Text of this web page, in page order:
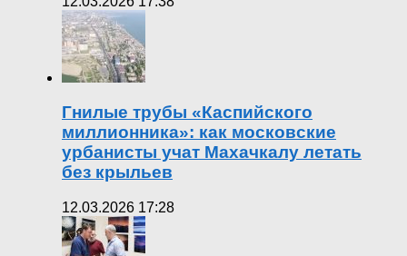
Гнилые трубы «Каспийского
миллионника»: как московские
урбанисты учат Махачкалу летать
без крыльев
12.03.2026 17:28